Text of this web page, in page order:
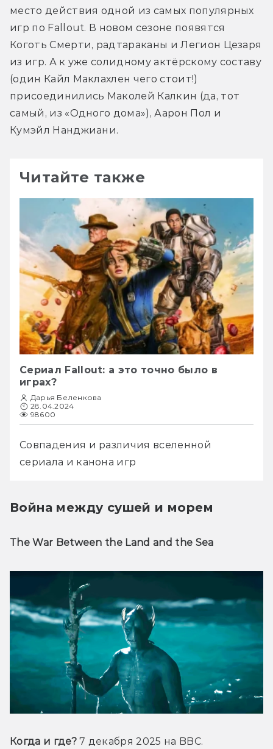
место действия одной из самых популярных
игр по Fallout. В новом сезоне появятся
Коготь Смерти, радтараканы и Легион Цезаря
из игр. А к уже солидному актёрскому составу
(один Кайл Маклахлен чего стоит!)
присоединились Маколей Калкин (да, тот
самый, из «Одного дома»), Аарон Пол и
Кумэйл Нанджиани.
Читайте также
Сериал Fallout: а это точно было в
играх?
Дарья Беленкова
28.04.2024
98600
Совпадения и различия вселенной
сериала и канона игр
Война между сушей и морем
The War Between the Land and the Sea
Когда и где? 7 декабря 2025 на BBC.